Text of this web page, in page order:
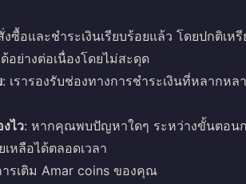
งซื้อและชำระเงินเรียบร้อยแล้ว โดยปกติเ
อย่างต่อเนื่องโดยไม่สะดุด
: เรารองรับช่องทางการชำระเงินที่หลากห
ไว: หากคุณพบปัญหาใดๆ ระหว่างขั้นตอน
หลือได้ตลอดเวลา
รเติม Amar coins ของคุณ